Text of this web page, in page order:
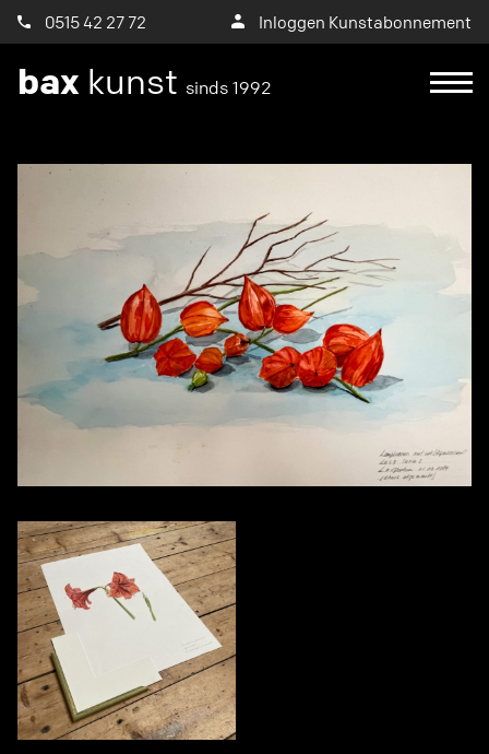
0515 42 27 72 Inloggen Kunstabonnement
bax kunst sinds 1992